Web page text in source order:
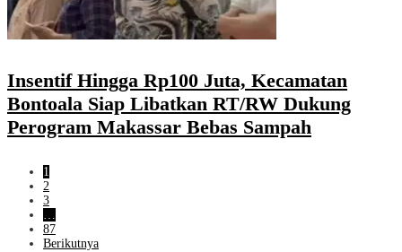
Insentif Hingga Rp100 Juta, Kecamatan
Bontoala Siap Libatkan RT/RW Dukung
Perogram Makassar Bebas Sampah
1
2
3
…
87
Berikutnya